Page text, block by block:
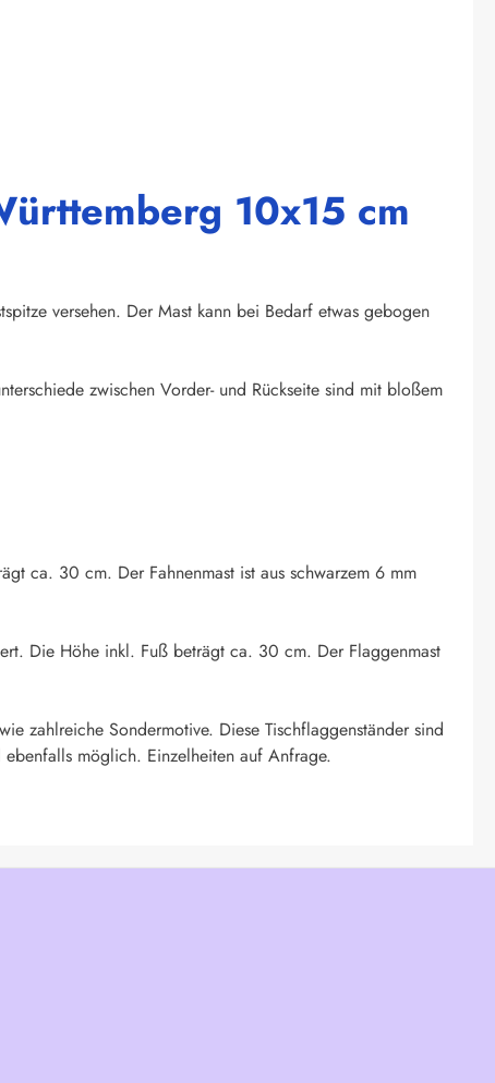
10x15 cm
versehen. Der Mast kann bei Bedarf etwas gebogen
zwischen Vorder- und Rückseite sind mit bloßem
ca. 30 cm. Der Fahnenmast ist aus schwarzem 6 mm
Die Höhe inkl. Fuß beträgt ca. 30 cm. Der Flaggenmast
zahlreiche Sondermotive. Diese Tischflaggenständer sind
möglich. Einzelheiten auf Anfrage.